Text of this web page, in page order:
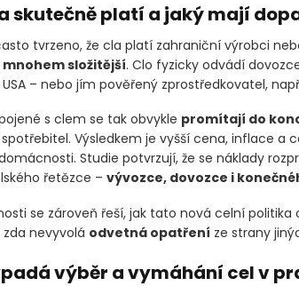
skutečně platí a jaký mají
tvrzeno, že cla platí zahraniční výrobci
složitější. Clo fyzicky odvádí
– nebo jím pověřený zprostředkovatel,
s clem se tak obvykle promítají do
Výsledkem je vyšší cena, inflace a
Studie potvrzují, že se náklady
řetězce – vývozce, dovozce i
se zároveň řeší, jak tato nová celní
nevyvolá odvetná opatření ze strany
výběr a vymáhání cel v